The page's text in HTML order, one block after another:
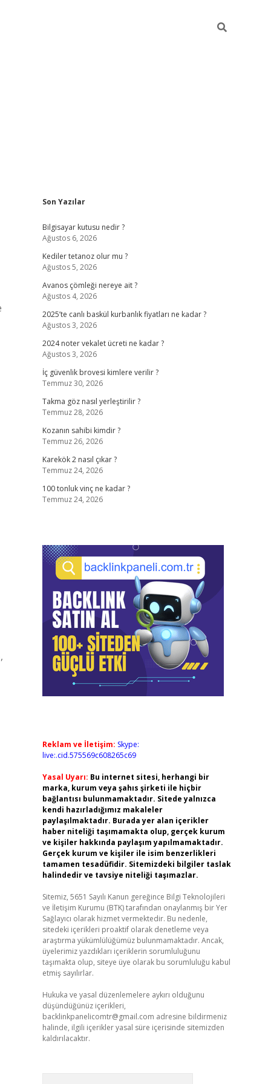
Sidebar
Son Yazılar
Bilgisayar kutusu nedir ?
Ağustos 6, 2026
Kediler tetanoz olur mu ?
Ağustos 5, 2026
Avanos çömleği nereye ait ?
Ağustos 4, 2026
2025’te canlı baskül kurbanlık fiyatları ne kadar ?
Ağustos 3, 2026
2024 noter vekalet ücreti ne kadar ?
Ağustos 3, 2026
İç güvenlik brovesi kimlere verilir ?
Temmuz 30, 2026
Takma göz nasıl yerleştirilir ?
Temmuz 28, 2026
Kozanın sahibi kimdir ?
Temmuz 26, 2026
Karekök 2 nasıl çıkar ?
Temmuz 24, 2026
100 tonluk vinç ne kadar ?
Temmuz 24, 2026
Reklam ve İletişim: Skype:
live:.cid.575569c608265c69
Yasal Uyarı: Bu internet sitesi, herhangi bir
marka, kurum veya şahıs şirketi ile hiçbir
bağlantısı bulunmamaktadır. Sitede yalnızca
kendi hazırladığımız makaleler
paylaşılmaktadır. Burada yer alan içerikler
haber niteliği taşımamakta olup, gerçek kurum
ve kişiler hakkında paylaşım yapılmamaktadır.
Gerçek kurum ve kişiler ile isim benzerlikleri
tamamen tesadüfidir. Sitemizdeki bilgiler taslak
halindedir ve tavsiye niteliği taşımazlar.
Sitemiz, 5651 Sayılı Kanun gereğince Bilgi Teknolojileri
ve İletişim Kurumu (BTK) tarafından onaylanmış bir Yer
Sağlayıcı olarak hizmet vermektedir. Bu nedenle,
sitedeki içerikleri proaktif olarak denetleme veya
araştırma yükümlülüğümüz bulunmamaktadır. Ancak,
üyelerimiz yazdıkları içeriklerin sorumluluğunu
taşımakta olup, siteye üye olarak bu sorumluluğu kabul
etmiş sayılırlar.
Hukuka ve yasal düzenlemelere aykırı olduğunu
düşündüğünüz içerikleri,
backlinkpanelicomtr@gmail.com adresine bildirmeniz
halinde, ilgili içerikler yasal süre içerisinde sitemizden
kaldırılacaktır.